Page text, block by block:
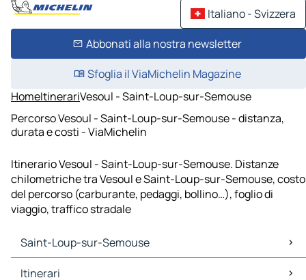
Italiano - Svizzera
Abbonati alla nostra newsletter
Sfoglia il ViaMichelin Magazine
HomeItinerariVesoul - Saint-Loup-sur-Semouse
Percorso Vesoul - Saint-Loup-sur-Semouse - distanza,
durata e costi - ViaMichelin
Itinerario Vesoul - Saint-Loup-sur-Semouse. Distanze
chilometriche tra Vesoul e Saint-Loup-sur-Semouse, costo
del percorso (carburante, pedaggi, bollino…), foglio di
viaggio, traffico stradale
Saint-Loup-sur-Semouse
Saint-Loup-sur-Semouse Mappe Piantine
Itinerari